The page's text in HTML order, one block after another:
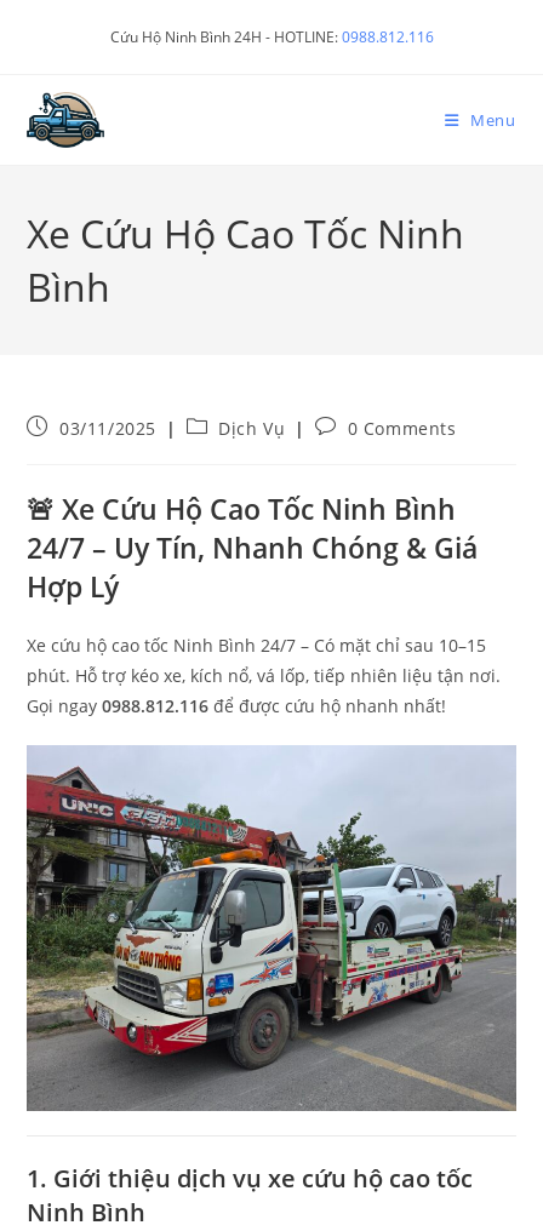
Cứu Hộ Ninh Bình 24H - HOTLINE:0988.812.116
Menu
Xe Cứu Hộ Cao Tốc Ninh
Bình
03/11/2025 Dịch Vụ 0 Comments
🚨Xe Cứu Hộ Cao Tốc Ninh Bình
24/7 – Uy Tín, Nhanh Chóng & Giá
Hợp Lý
Xe cứu hộ cao tốc Ninh Bình 24/7 – Có mặt chỉ sau 10–15
phút. Hỗ trợ kéo xe, kích nổ, vá lốp, tiếp nhiên liệu tận nơi.
Gọi ngay0988.812.116 để được cứu hộ nhanh nhất!
1. Giới thiệu dịch vụ xe cứu hộ cao tốc
Ninh Bình